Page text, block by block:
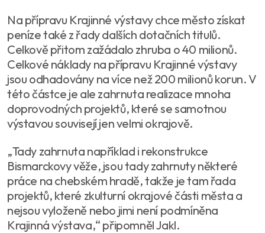
Na přípravu Krajinné výstavy chce město získat
peníze také z řady dalších dotačních titulů.
Celkově přitom zažádalo zhruba o 40 milionů.
Celkové náklady na přípravu Krajinné výstavy
jsou odhadovány na více než 200 milionů korun. V
této částce je ale zahrnuta realizace mnoha
doprovodných projektů, které se samotnou
výstavou souvisejí jen velmi okrajově.
„Tady zahrnuta například i rekonstrukce
Bismarckovy věže, jsou tady zahrnuty některé
práce na chebském hradě, takže je tam řada
projektů, které zkulturní okrajové části města a
nejsou vyloženě nebo jimi není podmíněna
Krajinná výstava,“ připomněl Jakl.